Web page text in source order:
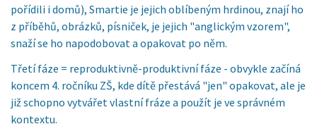
pořídili i domů), Smartie je jejich oblíbeným hrdinou, znají ho
z příběhů, obrázků, písniček, je jejich "anglickým vzorem",
snaží se ho napodobovat a opakovat po něm.
Třetí fáze = reproduktivně-produktivní fáze - obvykle začíná
koncem 4. ročníku ZŠ, kde dítě přestává "jen" opakovat, ale je
již schopno vytvářet vlastní fráze a použít je ve správném
kontextu.